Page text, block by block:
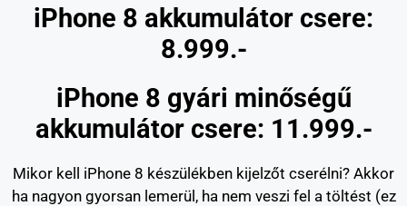
iPhone 8 akkumulátor csere:
8.999.-
iPhone 8 gyári minőségű
akkumulátor csere: 11.999.-
Mikor kell iPhone 8 készülékben kijelzőt cserélni? Akkor
ha nagyon gyorsan lemerül, ha nem veszi fel a töltést (ez